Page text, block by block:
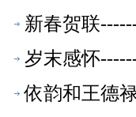
新春贺联
岁末感怀
依韵和王德